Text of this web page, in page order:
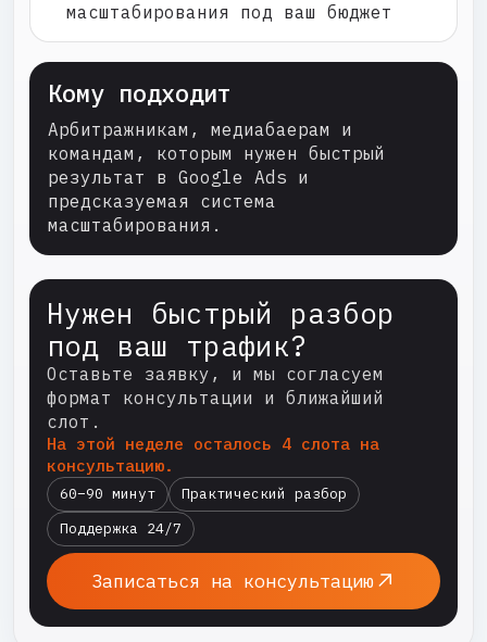
масштабирования под ваш бюджет
Кому подходит
Арбитражникам, медиабаерам и
командам, которым нужен быстрый
результат в Google Ads и
предсказуемая система
масштабирования.
Нужен быстрый разбор
под ваш трафик?
Оставьте заявку, и мы согласуем
формат консультации и ближайший
слот.
На этой неделе осталось 4 слота на
консультацию.
60–90 минут
Практический разбор
Поддержка 24/7
Записаться на консультацию